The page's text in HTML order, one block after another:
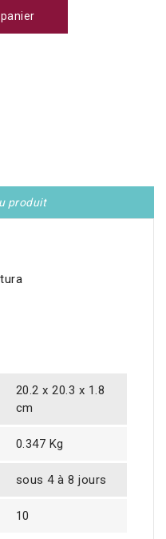
produit
20.2 x 20.3 x 1.8
cm
0.347 Kg
sous 4 à 8 jours
10